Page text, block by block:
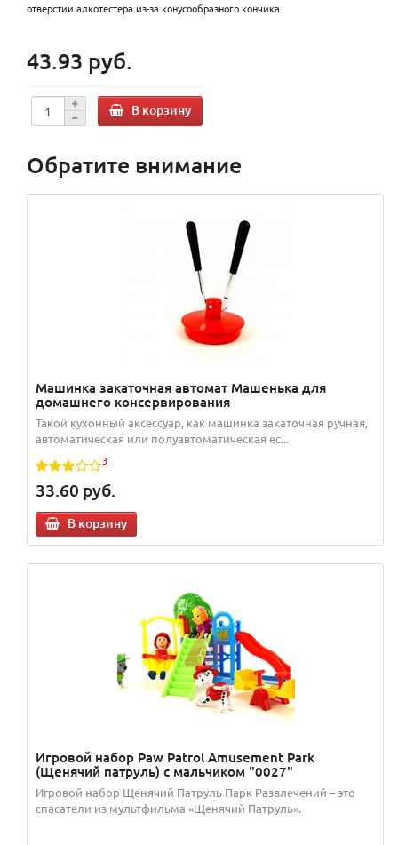
отверстии алкотестера из-за конусообразного кончика.
43.93 руб.
В корзину
Обратите внимание
Машинка закаточная автомат Машенька для
домашнего консервирования
Такой кухонный аксессуар, как машинка закаточная ручная,
автоматическая или полуавтоматическая ес...
3
33.60 руб.
В корзину
Игровой набор Paw Patrol Amusement Park
(Щенячий патруль) с мальчиком "0027"
Игровой набор Щенячий Патруль Парк Развлечений – это
спасатели из мультфильма «Щенячий Патруль».